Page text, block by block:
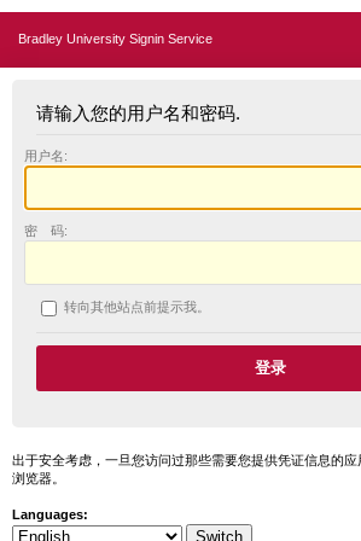
Bradley University Signin Service
请输入您的用户名和密码.
用户名:
密 码:
转向其他站点前提示我。
出于安全考虑，一旦您访问过那些需要您提供凭证信息的
浏览器。
Languages: